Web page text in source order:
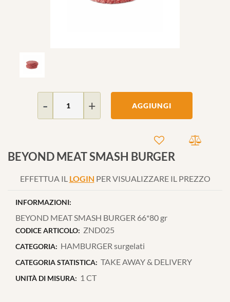
AGGIUNGI
BEYOND MEAT SMASH BURGER
EFFETTUA IL LOGIN PER VISUALIZZARE IL PREZZO
INFORMAZIONI:
BEYOND MEAT SMASH BURGER 66*80 gr
CODICE ARTICOLO: ZND025
CATEGORIA: HAMBURGER surgelati
CATEGORIA STATISTICA: TAKE AWAY & DELIVERY
UNITÀ DI MISURA: 1 CT